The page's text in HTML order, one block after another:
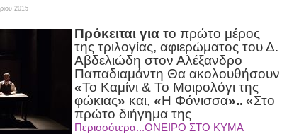
2015
Πρόκειται για το πρώτο μέρος
της τριλογίας, αφιερώματος του Δ.
Αβδελιώδη στον Αλέξανδρο
Παπαδιαμάντη Θα ακολουθήσoυν
«Το Καμίνι & Το Μοιρολόγι της
φώκιας» και, «Η Φόνισσα».. «Στο
πρώτο διήγημα της
Περισσότερα...ΟΝΕΙΡΟ ΣΤΟ ΚΥΜΑ